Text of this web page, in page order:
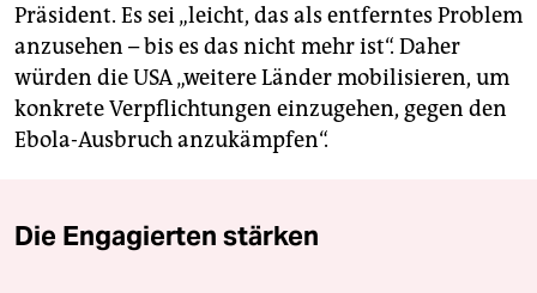
Präsident. Es sei „leicht, das als entferntes Problem
anzusehen – bis es das nicht mehr ist“. Daher
würden die USA „weitere Länder mobilisieren, um
konkrete Verpflichtungen einzugehen, gegen den
Ebola-Ausbruch anzukämpfen“.
Die Engagierten stärken